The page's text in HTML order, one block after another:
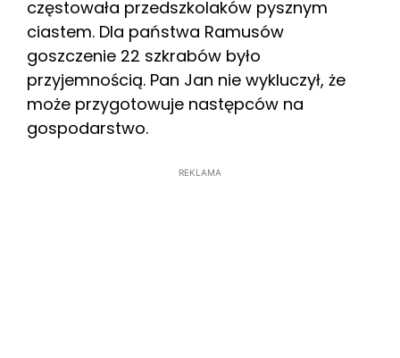
częstowała przedszkolaków pysznym
ciastem. Dla państwa Ramusów
goszczenie 22 szkrabów było
przyjemnością. Pan Jan nie wykluczył, że
może przygotowuje następców na
gospodarstwo.
REKLAMA